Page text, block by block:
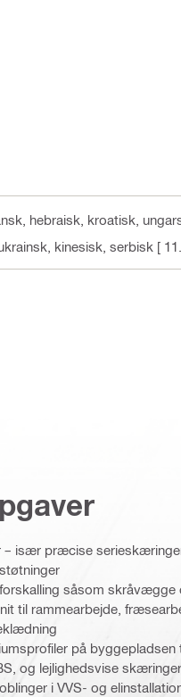
hebraisk, kroatisk,
kinesisk, serbisk [
især præcise
såsom
til rammearbejde,
på
og lejlighedsvise
i VVS- og